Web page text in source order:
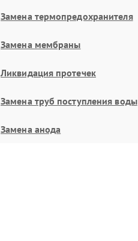
Замена термопредохранителя
Замена мембраны
Ликвидация протечек
Замена труб поступления воды
Замена анода